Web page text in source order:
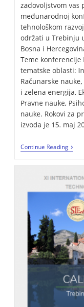
zadovoljstvom vas
međunarodnoj
tehnološkom
održati u Trebinju
Bosna i
Teme
tematske oblasti:
Računarske
i zelena energija,
Pravne nauke,
nauke. Rokovi za
izvoda je 15. maj
Continue Reading